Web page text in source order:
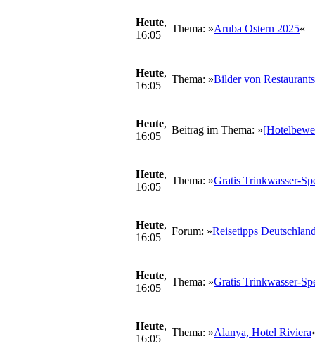
Heute,
16:05
Thema: »Aruba Ostern 2025«
Heute,
16:05
Thema: »Bilder von
Heute,
16:05
Beitrag im Thema: »
Heute,
16:05
Thema: »Gratis Trinkwasser-
Heute,
16:05
Forum: »Reisetipps
Heute,
16:05
Thema: »Gratis Trinkwasser-
Heute,
16:05
Thema: »Alanya, Hotel Riviera